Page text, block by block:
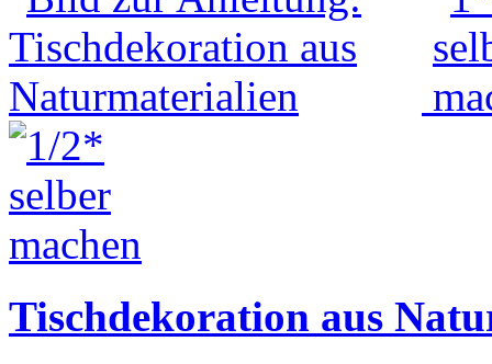
Tischdekoration aus